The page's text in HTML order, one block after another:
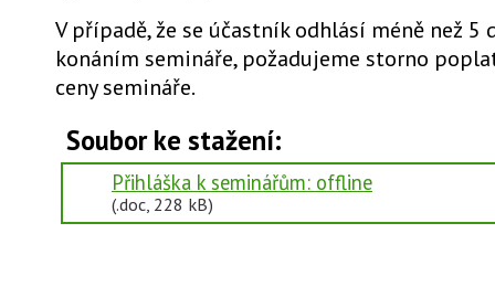
V případě, že se účastník odhlásí méně než 5
konáním semináře, požadujeme storno
ceny semináře.
Soubor ke stažení:
Přihláška k seminářům: offline
(.doc, 228 kB)